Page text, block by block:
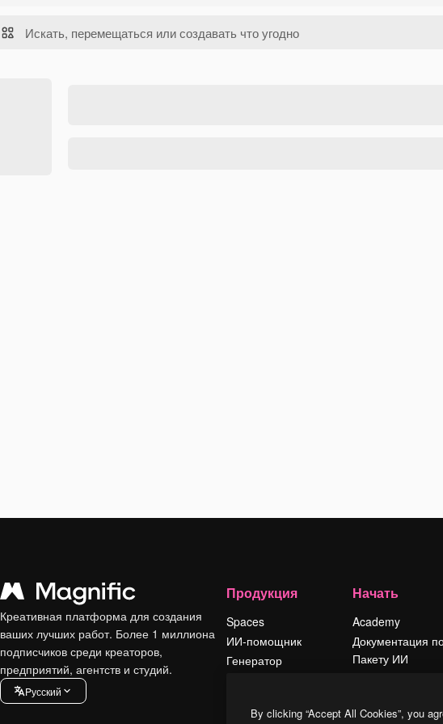
Креативная платформа для создания
ваших лучших работ. Более 1 миллиона
подписчиков среди креаторов,
предприятий, агентств и студий.
Pусский
Продукция
Spaces
ИИ-помощник
Генератор
Начать
Academy
Документация
Пакету ИИ
Условия и
By clicking “Accept All Cookies”, you